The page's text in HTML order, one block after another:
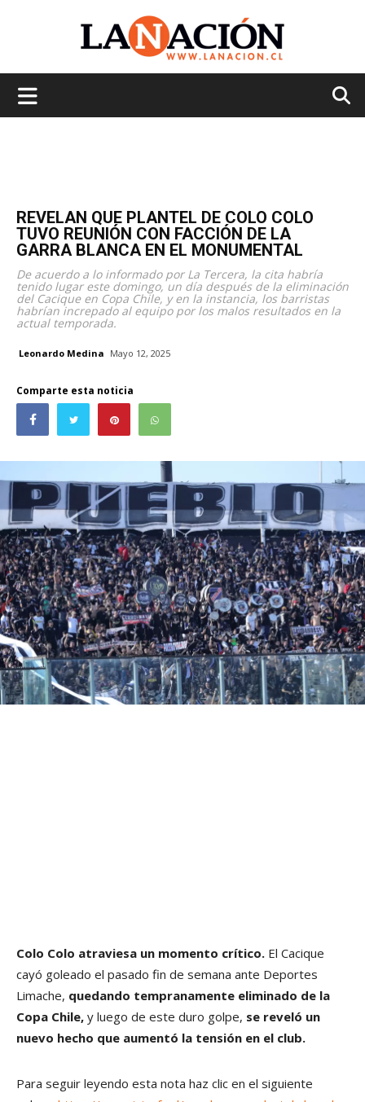
REVELAN QUE PLANTEL DE COLO COLO
TUVO REUNIÓN CON FACCIÓN DE LA
GARRA BLANCA EN EL MONUMENTAL
De acuerdo a lo informado por La Tercera, la cita habría
tenido lugar este domingo, un día después de la eliminación
del Cacique en Copa Chile, y en la instancia, los barristas
habrían increpado al equipo por los malos resultados en la
actual temporada.
Leonardo Medina Mayo 12, 2025
Comparte esta noticia
Colo Colo atraviesa un momento crítico. El Cacique
cayó goleado el pasado fin de semana ante Deportes
Limache, quedando tempranamente eliminado de la
Copa Chile, y luego de este duro golpe, se reveló un
nuevo hecho que aumentó la tensión en el club.
Para seguir leyendo esta nota haz clic en el siguiente